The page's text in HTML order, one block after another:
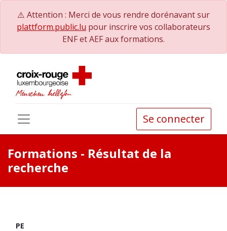
⚠️ Attention : Merci de vous rendre dorénavant sur
plattform.public.lu pour inscrire vos collaborateurs
ENF et AEF aux formations.
Se connecter
Formations - Résultat de la
recherche
PE